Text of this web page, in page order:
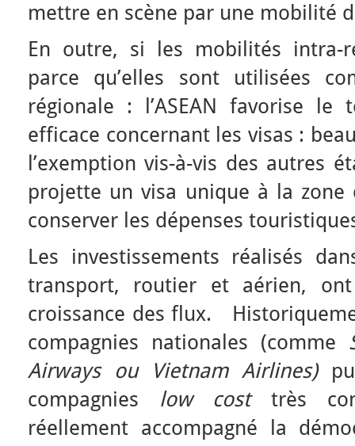
mettre en scène par une mobilité
En outre, si les mobilités intra-
parce qu’elles sont utilisées
régionale : l’ASEAN favorise le
efficace concernant les visas :
l’exemption vis-à-vis des autres
projette un visa unique à la zone
conserver les dépenses
Les investissements réalisés
transport, routier et aérien,
croissance des flux.
compagnies nationales (comme
Airways ou Vietnam Airlines)
compagnies low costtrès
réellement accompagné la